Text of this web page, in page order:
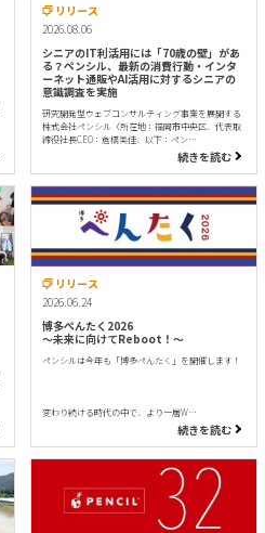
リリース
2026.08.06
シニアのIT利活用には「70歳の壁」があ
る？ペンシル、最新の消費行動・インタ
ーネット通販やAI活用に対するシニアの
意識調査を実施
研究開発型ウェブコンサルティング事業を展開する
株式会社ペンシル（所在地：福岡市中央区、代表取
締役社長CEO：倉橋美佳、以下：ペン…
続きを読む
リリース
2026.06.24
博多ぺんたく2026
〜未来に向けてReboot！〜
ペンシルは今年も「博多ぺんたく」を開催します！
変わり続ける時代の中で、より一層W…
続きを読む